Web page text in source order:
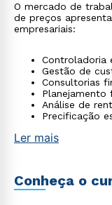
O mercado de
de preços
empresariais:
Controladoria
Gestão de
Consultorias
Planejamento
Análise de
Precificação
Ler mais
Conheça o